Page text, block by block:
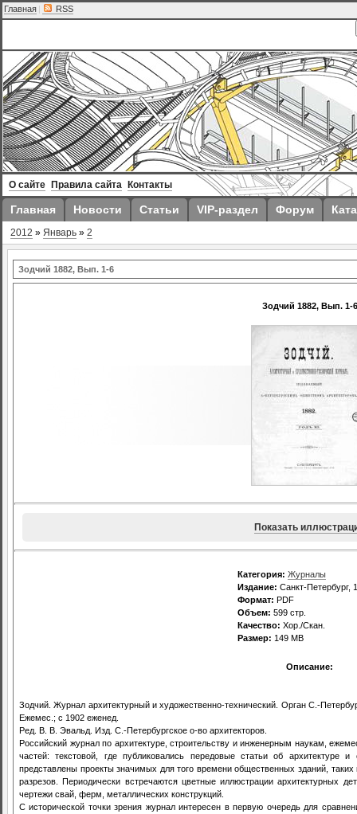
Главная | RSS
О сайте Правила сайта Контакты
Главная Новости Статьи VIP-раздел Форум
2012 » Январь » 2
Зодчий 1882, Вып. 1-6
Зодчий 1882, Вып. 1-6
Показать
Категория: Журналы
Издание: Санкт-Петербург,
Формат: PDF
Объем: 599 стр.
Качество: Хор./Скан.
Размер: 149 MB
Описание:
Зодчий. Журнал архитектурный и художественно-технический. Орган С.-
Ежемес.; с 1902 еженед.
Ред. В. В. Эвальд. Изд. С.-Петербургское о-во архитекторов.
Российский журнал по архитектуре, строительству и инженерным наукам,
частей: текстовой, где публиковались передовые статьи об архитектуре
представлены проекты значимых для того времени общественных зданий,
разрезов. Периодически встречаются цветные иллюстрации архитектурных
чертежи свай, ферм, металлических конструкций.
С исторической точки зрения журнал интересен в первую очередь для